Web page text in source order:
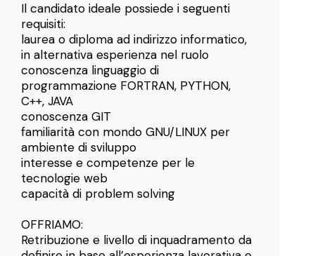
Il candidato ideale possiede i seguenti
requisiti:
laurea o diploma ad indirizzo informatico,
in alternativa esperienza nel ruolo
conoscenza linguaggio di
programmazione FORTRAN, PYTHON,
C++, JAVA
conoscenza GIT
familiarità con mondo GNU/LINUX per
ambiente di sviluppo
interesse e competenze per le
tecnologie web
capacità di problem solving
OFFRIAMO:
Retribuzione e livello di inquadramento da